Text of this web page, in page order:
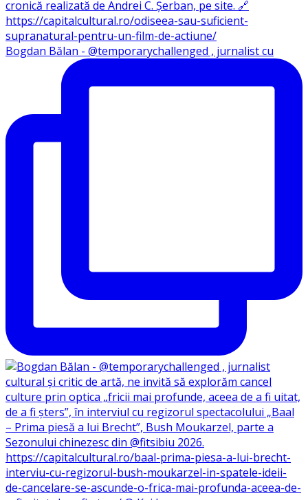
Bogdan Bălan - @temporarychallenged , jurnalist cu